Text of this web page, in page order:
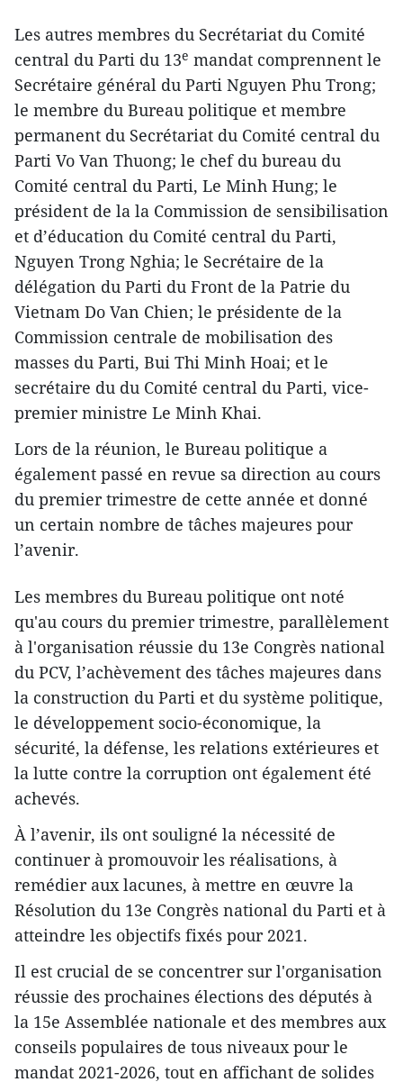
Les autres membres du Secrétariat du Comité
central du Parti du 13e mandat comprennent le
Secrétaire général du Parti Nguyen Phu Trong;
le membre du Bureau politique et membre
permanent du Secrétariat du Comité central du
Parti Vo Van Thuong; le chef du bureau du
Comité central du Parti, Le Minh Hung; le
président de la la Commission de sensibilisation
et d’éducation du Comité central du Parti,
Nguyen Trong Nghia; le Secrétaire de la
délégation du Parti du Front de la Patrie du
Vietnam Do Van Chien; le présidente de la
Commission centrale de mobilisation des
masses du Parti, Bui Thi Minh Hoai; et le
secrétaire du du Comité central du Parti, vice-
premier ministre Le Minh Khai.
Lors de la réunion, le Bureau politique a
également passé en revue sa direction au cours
du premier trimestre de cette année et donné
un certain nombre de tâches majeures pour
l’avenir.
Les membres du Bureau politique ont noté
qu'au cours du premier trimestre, parallèlement
à l'organisation réussie du 13e Congrès national
du PCV, l’achèvement des tâches majeures dans
la construction du Parti et du système politique,
le développement socio-économique, la
sécurité, la défense, les relations extérieures et
la lutte contre la corruption ont également été
achevés.
À l’avenir, ils ont souligné la nécessité de
continuer à promouvoir les réalisations, à
remédier aux lacunes, à mettre en œuvre la
Résolution du 13e Congrès national du Parti et à
atteindre les objectifs fixés pour 2021.
Il est crucial de se concentrer sur l'organisation
réussie des prochaines élections des députés à
la 15e Assemblée nationale et des membres aux
conseils populaires de tous niveaux pour le
mandat 2021-2026, tout en affichant de solides